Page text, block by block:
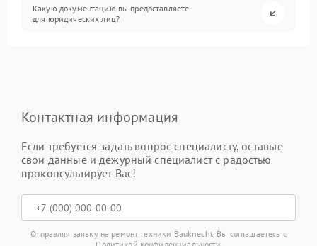
Какую документацию вы предоставляете
для юридических лиц?
Контактная информация
Если требуется задать вопрос специалисту, оставьте
свои данные и дежурный специалист с радостью
проконсультирует Вас!
Отправляя заявку на ремонт техники Bauknecht, Вы соглашаетесь с